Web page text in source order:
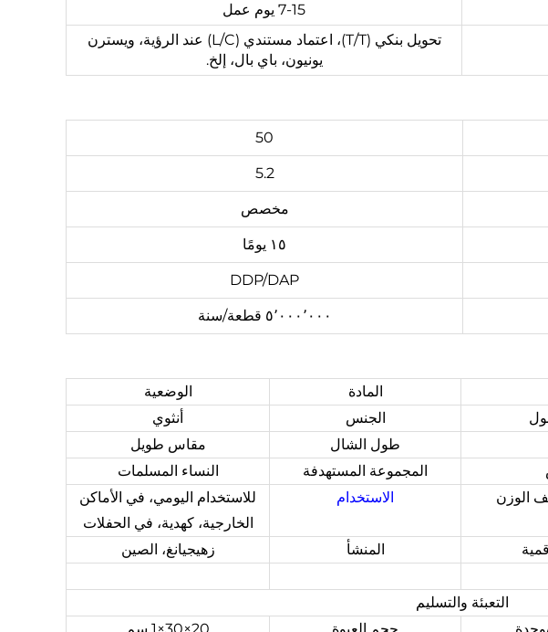
7-15 يوم عمل
تحويل بنكي (T/T)، اعتماد مستندي (L/C) عند الرؤية، ويسترن
يونيون، باي بال، إلخ.
50
5.2
مخصص
١٥ يومًا
DDP/DAP
٥٬٠٠٠٬٠٠٠ قطعة/سنة
المادة
الوضعية
الجنس
أنثوي
طول الشال
مقاس طويل
المجموعة المستهدفة
النساء المسلمات
الوزن الاستخدام
للاستخدام اليومي، في الأماكن
الخارجية، كهدية، في الحفلات
المنشأ
زهيجيانغ، الصين
التعبئة والتسليم